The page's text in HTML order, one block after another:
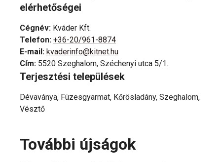
elérhetőségei
Cégnév: Kváder Kft.
Telefon: +36-20/961-8874
E-mail: kvaderinfo@kitnet.hu
Cím: 5520 Szeghalom, Széchenyi utca 5/1.
Terjesztési települések
Dévaványa, Füzesgyarmat, Kőrösladány, Szeghalom,
Vésztő
További újságok